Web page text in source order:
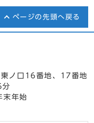
ページの先頭へ戻る
ノ口16番地、17番地
末年始